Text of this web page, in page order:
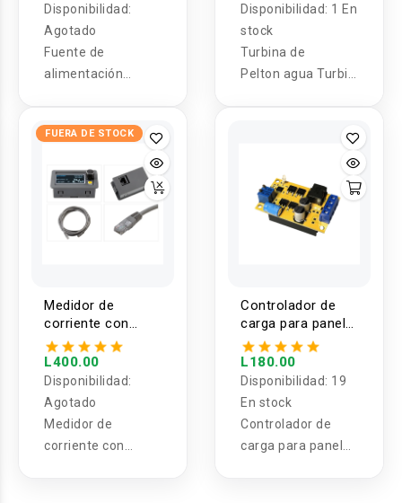
Disponibilidad:
Agotado
Fuente de
alimentación
Disponibilidad: 1 En
stock
Turbina de
Pelton agua Turbin
de diametro.
FUERA DE STOCK
Medidor de
corriente con
pantalla LCD
L400.00
Disponibilidad:
Agotado
Medidor de
corriente con
Controlador de
carga para panel
solar 5A MPPT
L180.00
Disponibilidad: 19
En stock
Controlador de
carga para panel